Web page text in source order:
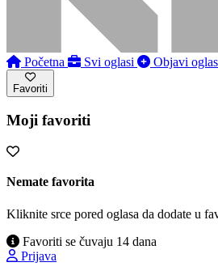
Početna Svi oglasi Objavi oglas
Favoriti
Moji favoriti
Nemate favorita
Kliknite srce pored oglasa da dodate u
Favoriti se čuvaju 14 dana
Prijava